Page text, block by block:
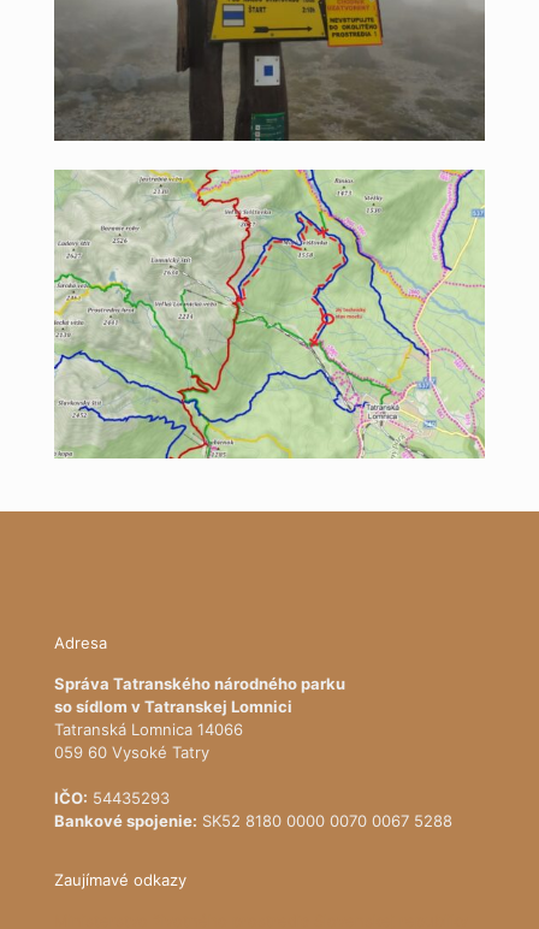
Adresa
Správa Tatranského národného parku
so sídlom v Tatranskej Lomnici
Tatranská Lomnica 14066
059 60 Vysoké Tatry
IČO: 54435293
Bankové spojenie: SK52 8180 0000 0070 0067 5288
Zaujímavé odkazy